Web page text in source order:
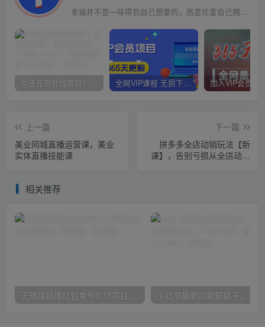
幸福并不是一味得到自己想要的，而是珍爱自己拥有的
你还在到处找项目？还在当韭菜？我靠卖项目一个月收入5万+，曾经我也是个失败者。 全网VIP课程 无损下载~
上一篇
美业同城直播运营课，美业
实体直播技能课
下一篇
拼多多全店动销玩法【新
课】，告别亏损从全店动销
相关推荐
无限接码撸红包单号0.75项目无偿分享给你【揭秘】